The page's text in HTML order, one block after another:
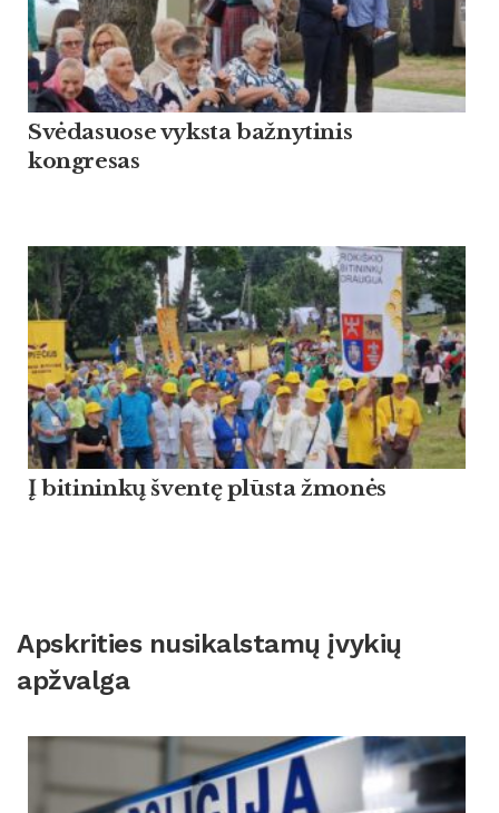
Svėdasuose vyksta bažnytinis
kongresas
Į bitininkų šventę plūsta žmonės
Apskrities nusikalstamų įvykių
apžvalga